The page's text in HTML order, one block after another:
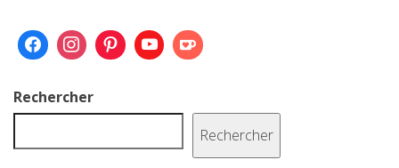
o
t
Rechercher
Rechercher